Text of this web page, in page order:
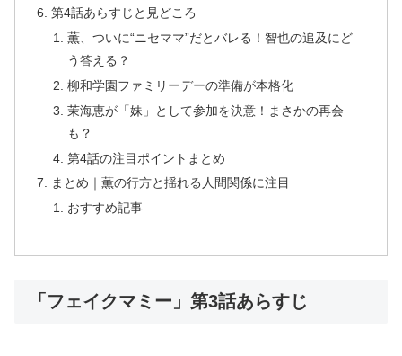
第4話あらすじと見どころ
薫、ついに“ニセママ”だとバレる！智也の追及にど
う答える？
柳和学園ファミリーデーの準備が本格化
茉海恵が「妹」として参加を決意！まさかの再会
も？
第4話の注目ポイントまとめ
まとめ｜薫の行方と揺れる人間関係に注目
おすすめ記事
「フェイクマミー」第3話あらすじ